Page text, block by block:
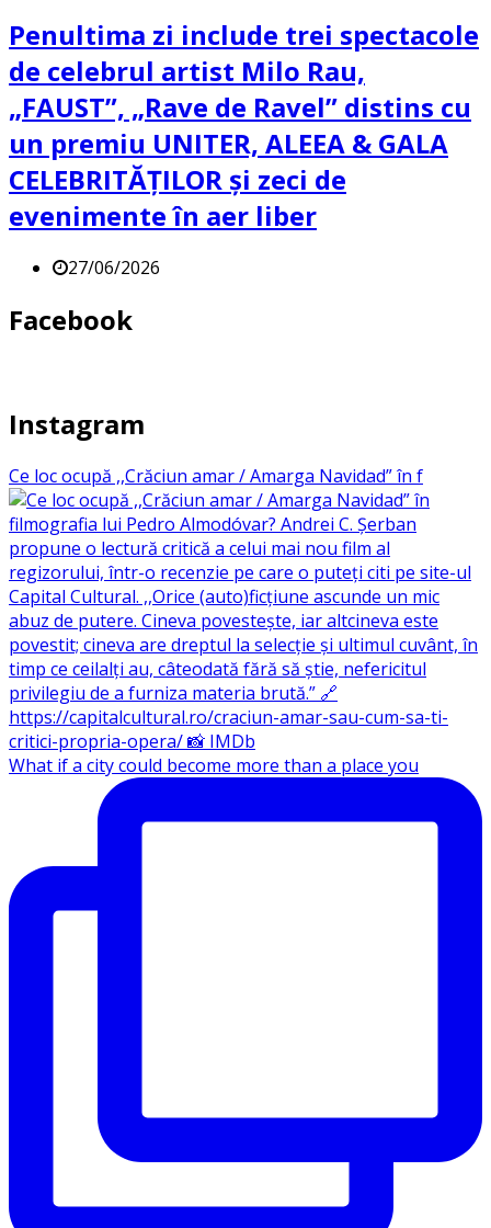
Penultima zi include trei spectacole
de celebrul artist Milo Rau,
„FAUST”, „Rave de Ravel” distins cu
un premiu UNITER, ALEEA & GALA
CELEBRITĂȚILOR și zeci de
evenimente în aer liber
27/06/2026
Facebook
Instagram
Ce loc ocupă ,,Crăciun amar / Amarga Navidad” în f
What if a city could become more than a place you